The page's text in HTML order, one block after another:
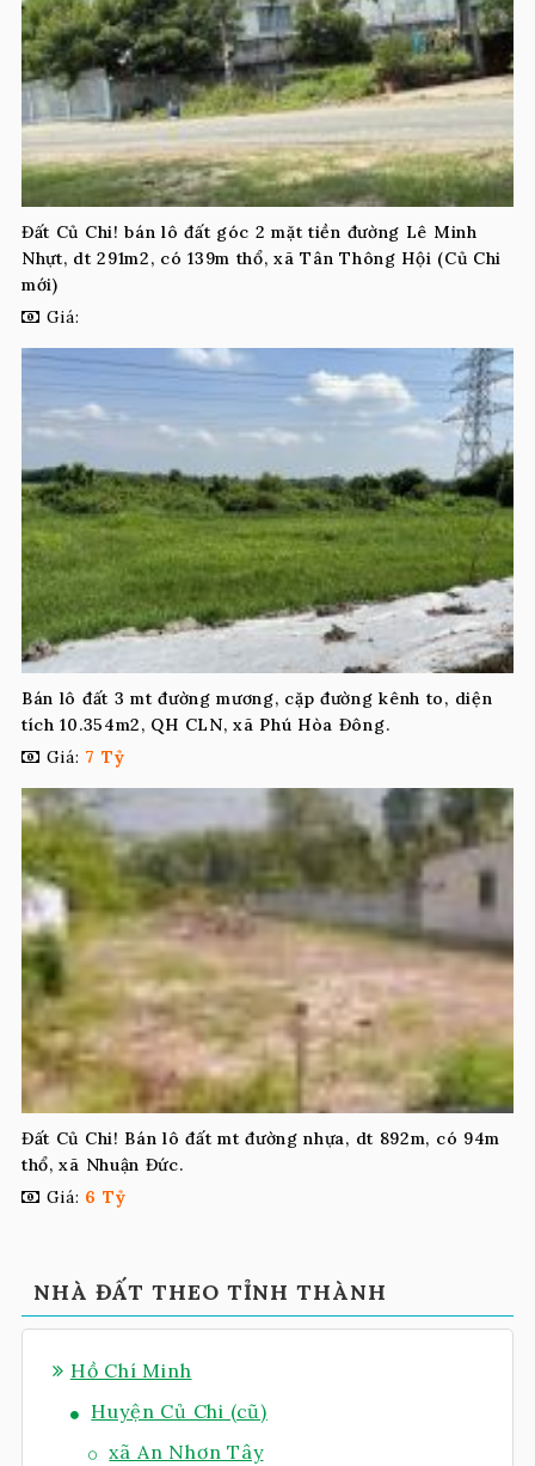
Đất Củ Chi! bán lô đất góc 2 mặt tiền đường Lê Minh
Nhựt, dt 291m2, có 139m thổ, xã Tân Thông Hội (Củ Chi
mới)
Giá:
Bán lô đất 3 mt đường mương, cặp đường kênh to, diện
tích 10.354m2, QH CLN, xã Phú Hòa Đông.
Giá: 7 Tỷ
Đất Củ Chi! Bán lô đất mt đường nhựa, dt 892m, có 94m
thổ, xã Nhuận Đức.
Giá: 6 Tỷ
NHÀ ĐẤT THEO TỈNH THÀNH
Hồ Chí Minh
Huyện Củ Chi (cũ)
xã An Nhơn Tây